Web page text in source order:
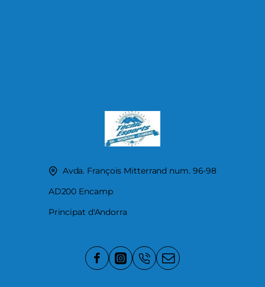
Avda. François Mitterrand num. 96-98
AD200 Encamp
Principat d'Andorra